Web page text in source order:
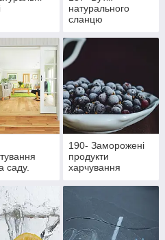
натурального
сланцю
саду.
190- Заморожені
продукти
харчування